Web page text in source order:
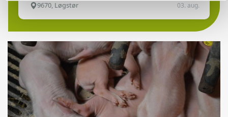
9670, Løgstør 03. aug.